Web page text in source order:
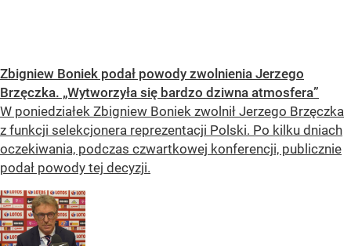
Zbigniew Boniek podał powody zwolnienia Jerzego
Brzęczka. „Wytworzyła się bardzo dziwna atmosfera”
W poniedziałek Zbigniew Boniek zwolnił Jerzego Brzęczka
z funkcji selekcjonera reprezentacji Polski. Po kilku dniach
oczekiwania, podczas czwartkowej konferencji, publicznie
podał powody tej decyzji.